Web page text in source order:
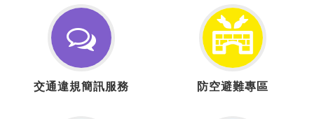
通
交通違規簡訊服務
空
防空避難專區